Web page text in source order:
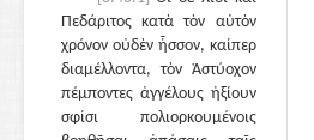
Πεδάριτος κατὰ τὸν αὐτὸν
χρόνον οὐδὲν ἧσσον, καίπερ
διαμέλλοντα, τὸν Ἀστύοχον
πέμποντες ἀγγέλους ἠξίουν
σφίσι πολιορκουμένοις